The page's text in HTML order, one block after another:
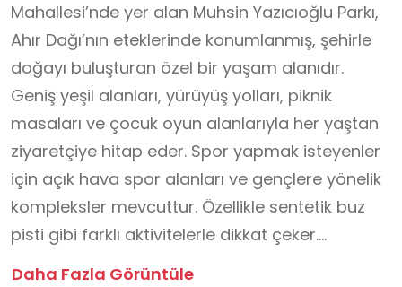
Mahallesi’nde yer alan Muhsin Yazıcıoğlu Parkı,
Ahır Dağı’nın eteklerinde konumlanmış, şehirle
doğayı buluşturan özel bir yaşam alanıdır.
Geniş yeşil alanları, yürüyüş yolları, piknik
masaları ve çocuk oyun alanlarıyla her yaştan
ziyaretçiye hitap eder. Spor yapmak isteyenler
için açık hava spor alanları ve gençlere yönelik
kompleksler mevcuttur. Özellikle sentetik buz
pisti gibi farklı aktivitelerle dikkat çeker.
Parkın temizliği ve düzeni ziyaretçiler tarafından
Daha Fazla Görüntüle